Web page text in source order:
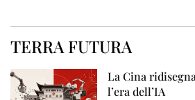
TERRA FUTURA
La Cina
l’era dell’IA